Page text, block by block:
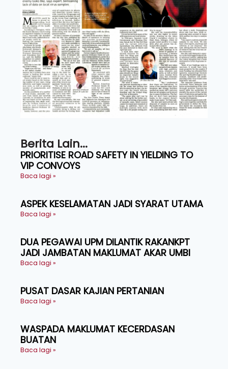
Berita Lain...
PRIORITISE ROAD SAFETY IN YIELDING TO
VIP CONVOYS
Baca lagi »
ASPEK KESELAMATAN JADI SYARAT UTAMA
Baca lagi »
DUA PEGAWAI UPM DILANTIK RAKANKPT
JADI JAMBATAN MAKLUMAT AKAR UMBI
Baca lagi »
PUSAT DASAR KAJIAN PERTANIAN
Baca lagi »
WASPADA MAKLUMAT KECERDASAN
BUATAN
Baca lagi »